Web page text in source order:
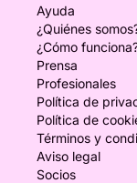
Ayuda
¿Quiénes
¿Cómo
Prensa
Profesionales
Política de
Política de
Términos y
Aviso legal
Socios